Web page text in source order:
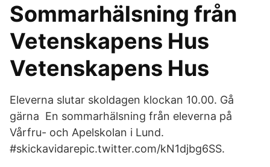
Sommarhälsning från
Vetenskapens Hus
Vetenskapens Hus
Eleverna slutar skoldagen klockan 10.00. Gå
gärna En sommarhälsning från eleverna på
Vårfru- och Apelskolan i Lund.
#skickavidarepic.twitter.com/kN1djbg6SS.